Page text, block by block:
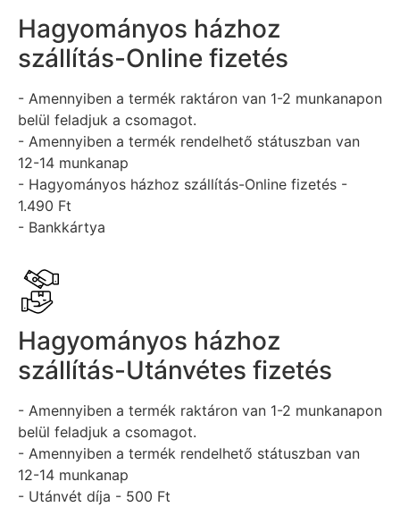
Hagyományos házhoz
szállítás-Online fizetés
- Amennyiben a termék raktáron van 1-2 munkanapon
belül feladjuk a csomagot.
- Amennyiben a termék rendelhető státuszban van
12-14 munkanap
- Hagyományos házhoz szállítás-Online fizetés -
1.490 Ft
- Bankkártya
Hagyományos házhoz
szállítás-Utánvétes fizetés
- Amennyiben a termék raktáron van 1-2 munkanapon
belül feladjuk a csomagot.
- Amennyiben a termék rendelhető státuszban van
12-14 munkanap
- Utánvét díja - 500 Ft